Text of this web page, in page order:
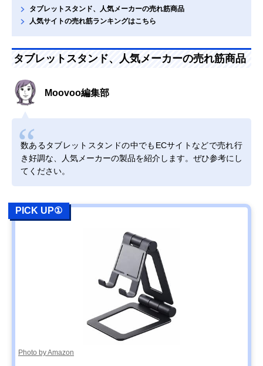
タブレットスタンド、人気メーカーの売れ筋商品
人気サイトの売れ筋ランキングはこちら
タブレットスタンド、人気メーカーの売れ筋商品
Moovoo編集部
数あるタブレットスタンドの中でもECサイトなどで売れ行
き好調な、人気メーカーの製品を紹介します。ぜひ参考にし
てください。
PICK UP①
Photo by Amazon